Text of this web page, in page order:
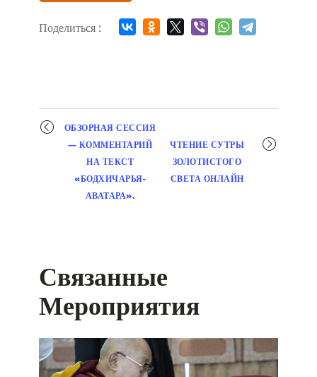
Поделиться :
Мероприятие
навигация
ОБЗОРНАЯ СЕССИЯ
— КОММЕНТАРИЙ
НА ТЕКСТ
«БОДХИЧАРЬЯ-
АВАТАРА».
ЧТЕНИЕ СУТРЫ
ЗОЛОТИСТОГО
СВЕТА ОНЛАЙН
Связанные
Мероприятия